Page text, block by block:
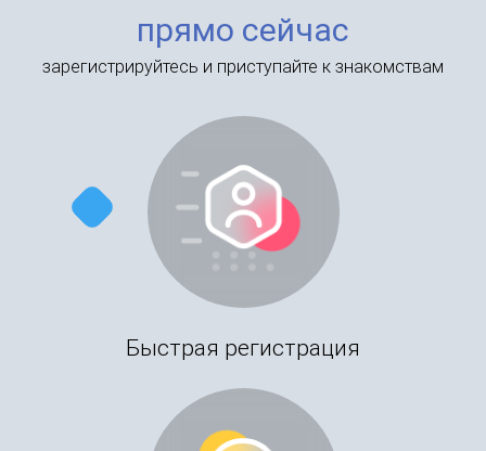
прямо сейчас
зарегистрируйтесь и приступайте к знакомствам
Быстрая регистрация